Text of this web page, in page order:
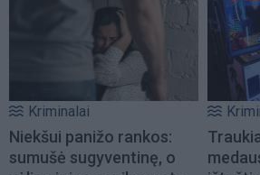
Kriminalai
Niekšui panižo rankos:
sumušė sugyventinę, o